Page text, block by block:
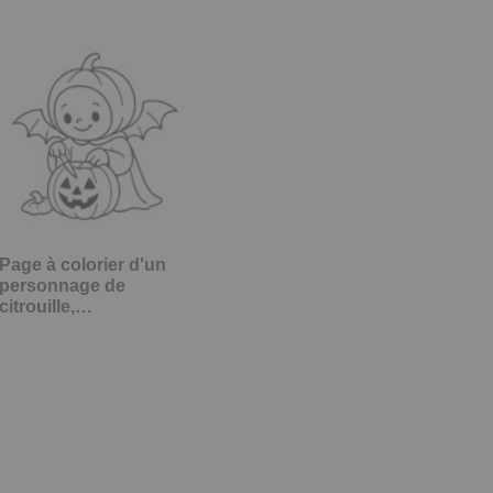
Page à colorier d'un
personnage de
citrouille,…